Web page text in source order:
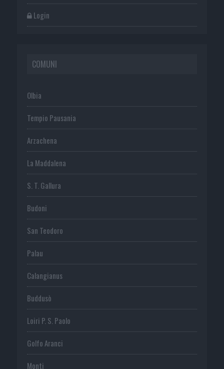
Login
COMUNI
Olbia
Tempio Pausania
Arzachena
La Maddalena
S. T. Gallura
Budoni
San Teodoro
Palau
Calangianus
Buddusò
Loiri P. S. Paolo
Golfo Aranci
Monti